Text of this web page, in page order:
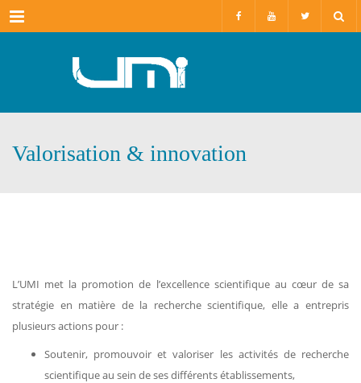
Menu
Valorisation & innovation
L’UMI met la promotion de l’excellence scientifique au cœur de sa
stratégie en matière de la recherche scientifique, elle a entrepris
plusieurs actions pour :
Soutenir, promouvoir et valoriser les activités de recherche
scientifique au sein de ses différents établissements,